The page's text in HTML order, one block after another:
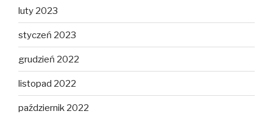
luty 2023
styczeń 2023
grudzień 2022
listopad 2022
październik 2022